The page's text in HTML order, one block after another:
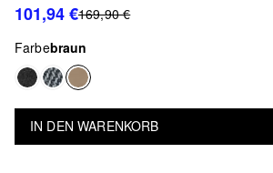
101,94 €169,90 €
Farbebraun
IN DEN WARENKORB